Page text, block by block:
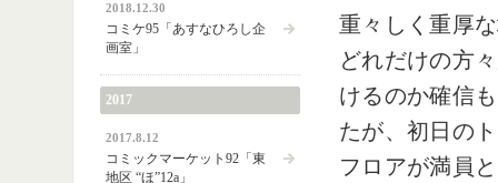
重々しく重厚
どれだけの方
けるのか確信
たが、初日の
フロアが満員
2018.12.30
コミケ95「あすなひろし企
画室」
2017
2017.8.12
コミックマーケット92「東
地区 “ほ”12a」